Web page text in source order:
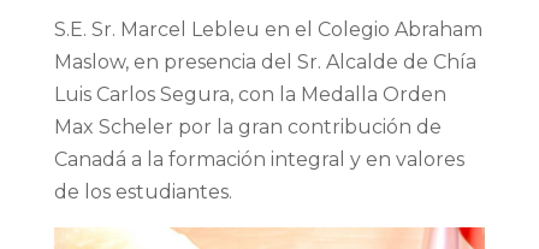
S.E. Sr. Marcel Lebleu en el Colegio Abraham
Maslow, en presencia del Sr. Alcalde de Chía
Luis Carlos Segura, con la Medalla Orden
Max Scheler por la gran contribución de
Canadá a la formación integral y en valores
de los estudiantes.